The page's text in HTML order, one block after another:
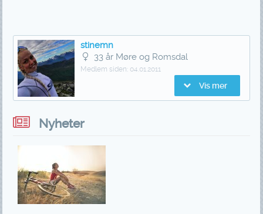
stinemn
33 år Møre og Romsdal
Medlem siden: 04.01.2011
Vis mer
Nyheter